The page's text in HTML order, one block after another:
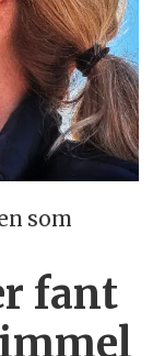
som
fant